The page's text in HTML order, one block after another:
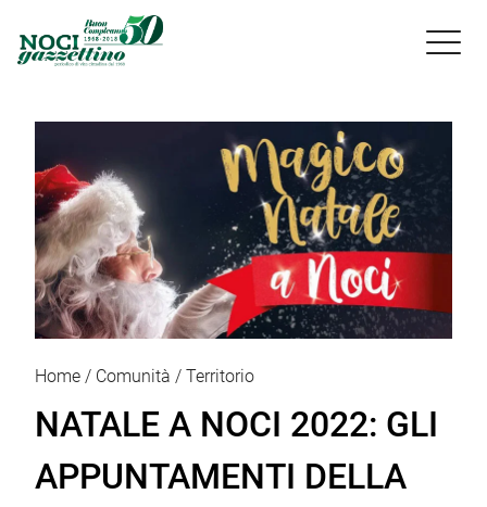

Home Comunità Territorio
NATALE A NOCI 2022: GLI
APPUNTAMENTI DELLA